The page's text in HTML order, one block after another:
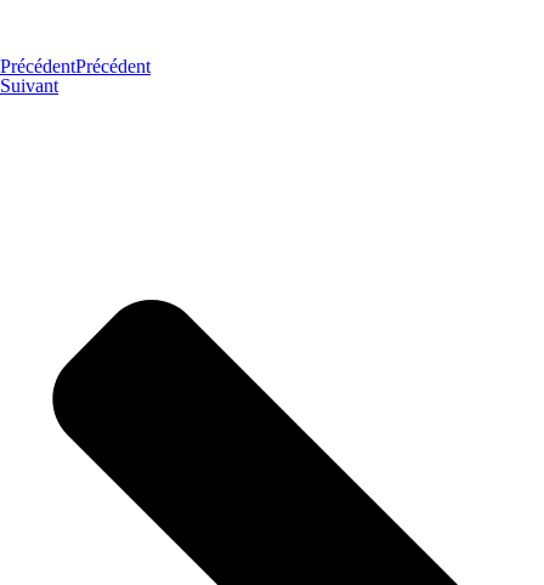
PrécédentPrécédent
Suivant